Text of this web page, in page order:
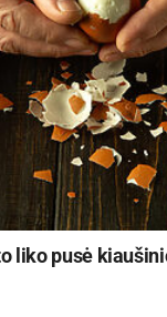
Salotos
šviežumą
ir mėsingos
Sunku sustoti
liko pusė